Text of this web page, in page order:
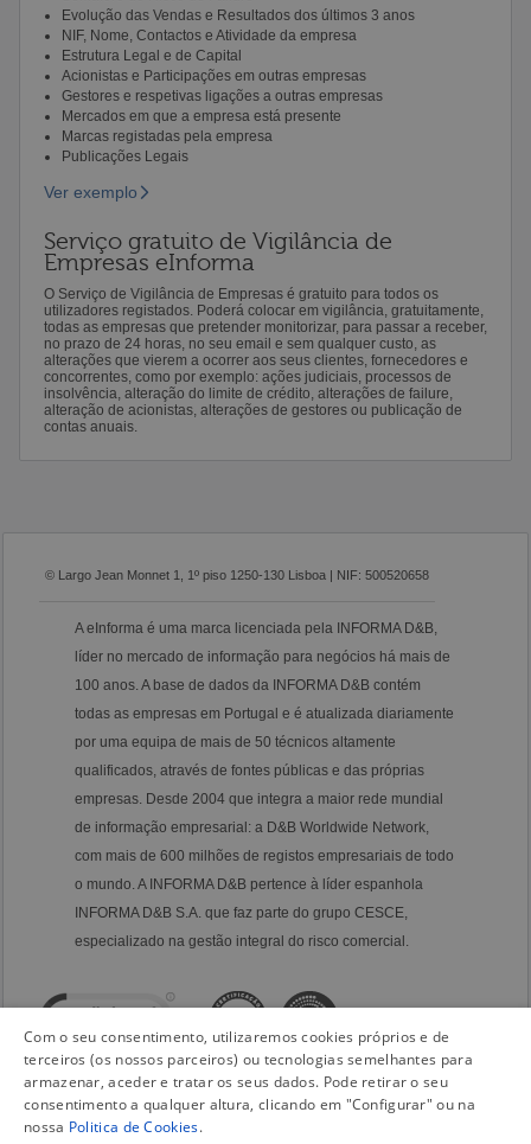
Evolução das Vendas e Resultados dos últimos 3 anos
NIF, Nome, Contactos e Atividade da empresa
Estrutura Legal e de Capital
Acionistas e Participações em outras empresas
Gestores e respetivas ligações a outras empresas
Mercados em que a empresa está presente
Marcas registadas pela empresa
Publicações Legais
Ver exemplo
Serviço gratuito de Vigilância de
Empresas eInforma
O Serviço de Vigilância de Empresas é gratuito para todos os
utilizadores registados. Poderá colocar em vigilância, gratuitamente,
todas as empresas que pretender monitorizar, para passar a receber,
no prazo de 24 horas, no seu email e sem qualquer custo, as
alterações que vierem a ocorrer aos seus clientes, fornecedores e
concorrentes, como por exemplo: ações judiciais, processos de
insolvência, alteração do limite de crédito, alterações de failure,
alteração de acionistas, alterações de gestores ou publicação de
contas anuais.
© Largo Jean Monnet 1, 1º piso 1250-130 Lisboa | NIF: 500520658
A eInforma é uma marca licenciada pela INFORMA D&B,
líder no mercado de informação para negócios há mais de
100 anos. A base de dados da INFORMA D&B contém
todas as empresas em Portugal e é atualizada diariamente
por uma equipa de mais de 50 técnicos altamente
qualificados, através de fontes públicas e das próprias
empresas. Desde 2004 que integra a maior rede mundial
de informação empresarial: a D&B Worldwide Network,
com mais de 600 milhões de registos empresariais de todo
o mundo. A INFORMA D&B pertence à líder espanhola
INFORMA D&B S.A. que faz parte do grupo CESCE,
especializado na gestão integral do risco comercial.
Com o seu consentimento, utilizaremos cookies próprios e de
terceiros (os nossos parceiros) ou tecnologias semelhantes para
armazenar, aceder e tratar os seus dados. Pode retirar o seu
consentimento a qualquer altura, clicando em "Configurar" ou na
nossa Politica de Cookies.